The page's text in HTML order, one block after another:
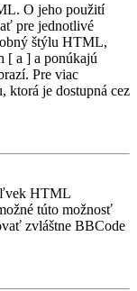
O jeho použití
pre jednotlivé
štýlu HTML,
[ a ] a ponúkajú
Pre viac
ktorá je dostupná cez
HTML
túto možnosť
zvláštne BBCode